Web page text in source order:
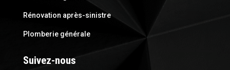
Rénovation après-sinistre
Plomberie générale
Suivez-nous